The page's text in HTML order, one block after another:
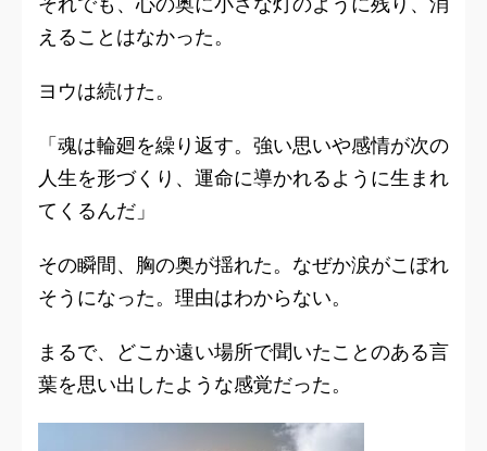
えることはなかった。
ヨウは続けた。
「魂は輪廻を繰り返す。強い思いや感情が次の
人生を形づくり、運命に導かれるように生まれ
てくるんだ」
その瞬間、胸の奥が揺れた。なぜか涙がこぼれ
そうになった。理由はわからない。
まるで、どこか遠い場所で聞いたことのある言
葉を思い出したような感覚だった。